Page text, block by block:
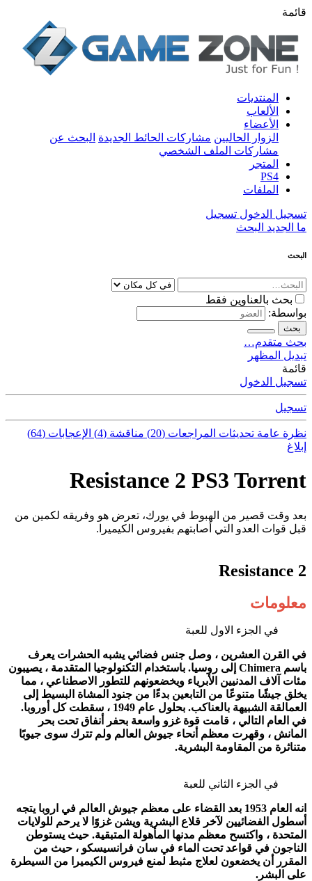
قائمة
المنتديات
الألعاب
الأعضاء
الزوار الحاليين مشاركات الحائط الجديدة البحث عن
مشاركات الملف الشخصي
المتجر
PS4
الملفات
تسجيل الدخول تسجيل
ما الجديد البحث
البحث
بحث بالعناوين فقط
بواسطة:
بحث
بحث متقدم…
تبديل المظهر
قائمة
تسجيل الدخول
تسجيل
نظرة عامة تحديثات المراجعات (20) مناقشة (4)
الإعجابات (64)
إبلاغ
Resistance 2 PS3 Torrent
بعد وقت قصير من الهبوط في يورك، تعرض هو وفريقه لكمين من
قبل قوات العدو التي أصابتهم بفيروس الكيميرا.
Resistance 2
معلومات
في الجزء الاول للعبة
في القرن العشرين ، وصل جنس فضائي يشبه الحشرات يعرف
باسم Chimera إلى روسيا. باستخدام التكنولوجيا المتقدمة ، يصيبون
مئات آلاف المدنيين الأبرياء ويخضعونهم للتطور الاصطناعي ، مما
يخلق جيشًا متنوعًا من التابعين بدءًا من جنود المشاة البسيط إلى
العمالقة الشبيهة بالعناكب. بحلول عام 1949 ، سقطت كل أوروبا.
في العام التالي ، قامت قوة غزو واسعة بحفر أنفاق تحت بحر
المانش ، وقهرت معظم أنحاء جيوش العالم ولم تترك سوى جيوبًا
متناثرة من المقاومة البشرية.
في الجزء الثاني للعبة
انه العام 1953 بعد القضاء على معظم جيوش العالم في اروبا يتجه
أسطول الفضائيين لآخر قلاع البشرية ويشن غزوًا لا يرحم للولايات
المتحدة ، واكتسح معظم مدنها المأهولة المتبقية. حيث يستوطن
الناجون في قواعد تحت الماء في سان فرانسيسكو ، حيث من
المقرر أن يخضعون لعلاج مثبط لمنع فيروس الكيميرا من السيطرة
على البشر.